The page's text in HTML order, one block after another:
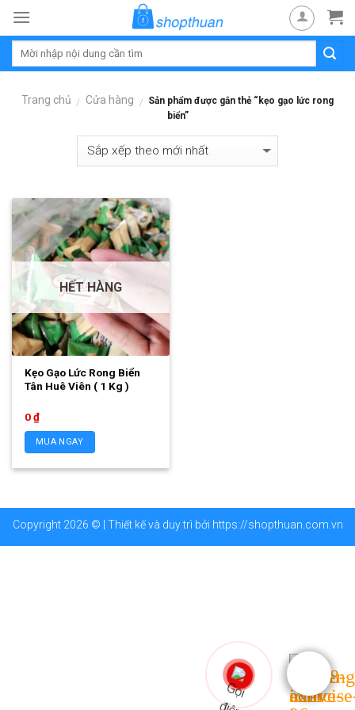
Skip
content
Trang chủ / Cửa hàng / Sản phẩm được gắn thẻ “kẹo gạo lức rong
biển”
HẾT HÀNG
Kẹo Gạo Lức Rong Biển
Tân Huê Viên ( 1 Kg )
0₫
MUA NGAY
Copyright 2026 © | Thiết kế và duy trì bởi https://shopthuan.com.vn